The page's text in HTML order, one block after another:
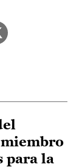
para la